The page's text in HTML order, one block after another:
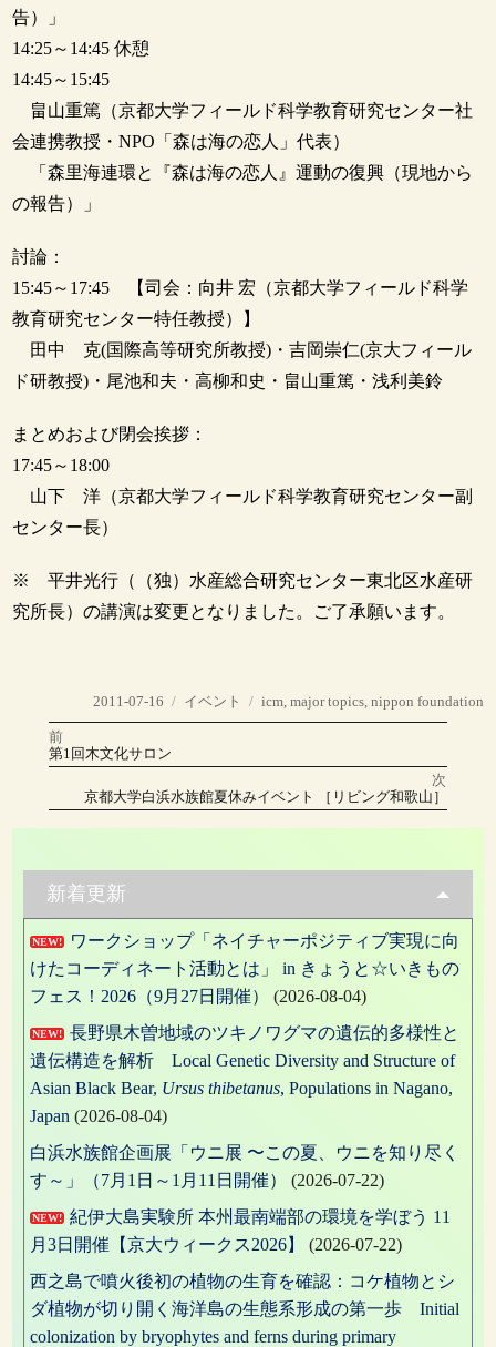
告）」
14:25～14:45 休憩
14:45～15:45
畠山重篤（京都大学フィールド科学教育研究センター社
会連携教授・NPO「森は海の恋人」代表）
「森里海連環と『森は海の恋人』運動の復興（現地から
の報告）」
討論：
15:45～17:45 【司会：向井 宏（京都大学フィールド科学
教育研究センター特任教授）】
田中 克(国際高等研究所教授)・吉岡崇仁(京大フィール
ド研教授)・尾池和夫・高柳和史・畠山重篤・浅利美鈴
まとめおよび閉会挨拶：
17:45～18:00
山下 洋（京都大学フィールド科学教育研究センター副
センター長）
※ 平井光行（（独）水産総合研究センター東北区水産研
究所長）の講演は変更となりました。ご了承願います。
投
稿
日:
2011-07-16
カ
テ
リ
ー
イベント
タ
グ
icm, major topics, nippon foundation
投
ナ
ゲ
ー
シ
ョ
ン
前
前
の
第1回木文化サロン
次
の
京都大学白浜水族館夏休みイベント ［リビング和歌山］
新着更新
NEW!
ワークショップ「ネイチャーポジティブ実現に向
けたコーディネート活動とは」 in きょうと☆いきもの
フェス！2026（9月27日開催）
(2026-08-04)
NEW!
長野県木曽地域のツキノワグマの遺伝的多様性と
遺伝構造を解析 Local Genetic Diversity and Structure of
Asian Black Bear, Ursus thibetanus, Populations in Nagano,
Japan (2026-08-04)
白浜水族館企画展「ウニ展 〜この夏、ウニを知り尽く
す～」（7月1日～1月11日開催）
(2026-07-22)
NEW!
紀伊大島実験所 本州最南端部の環境を学ぼう 11
月3日開催【京大ウィークス2026】
(2026-07-22)
西之島で噴火後初の植物の生育を確認：コケ植物とシ
ダ植物が切り開く海洋島の生態系形成の第一歩 Initial
colonization by bryophytes and ferns during primary